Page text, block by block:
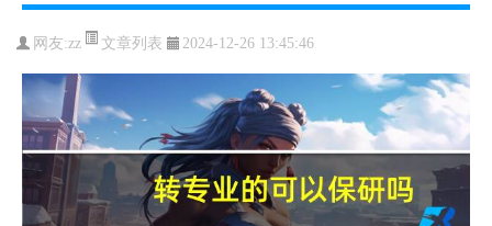
网友:zz 文章列表 2024-12-26 13:45:46